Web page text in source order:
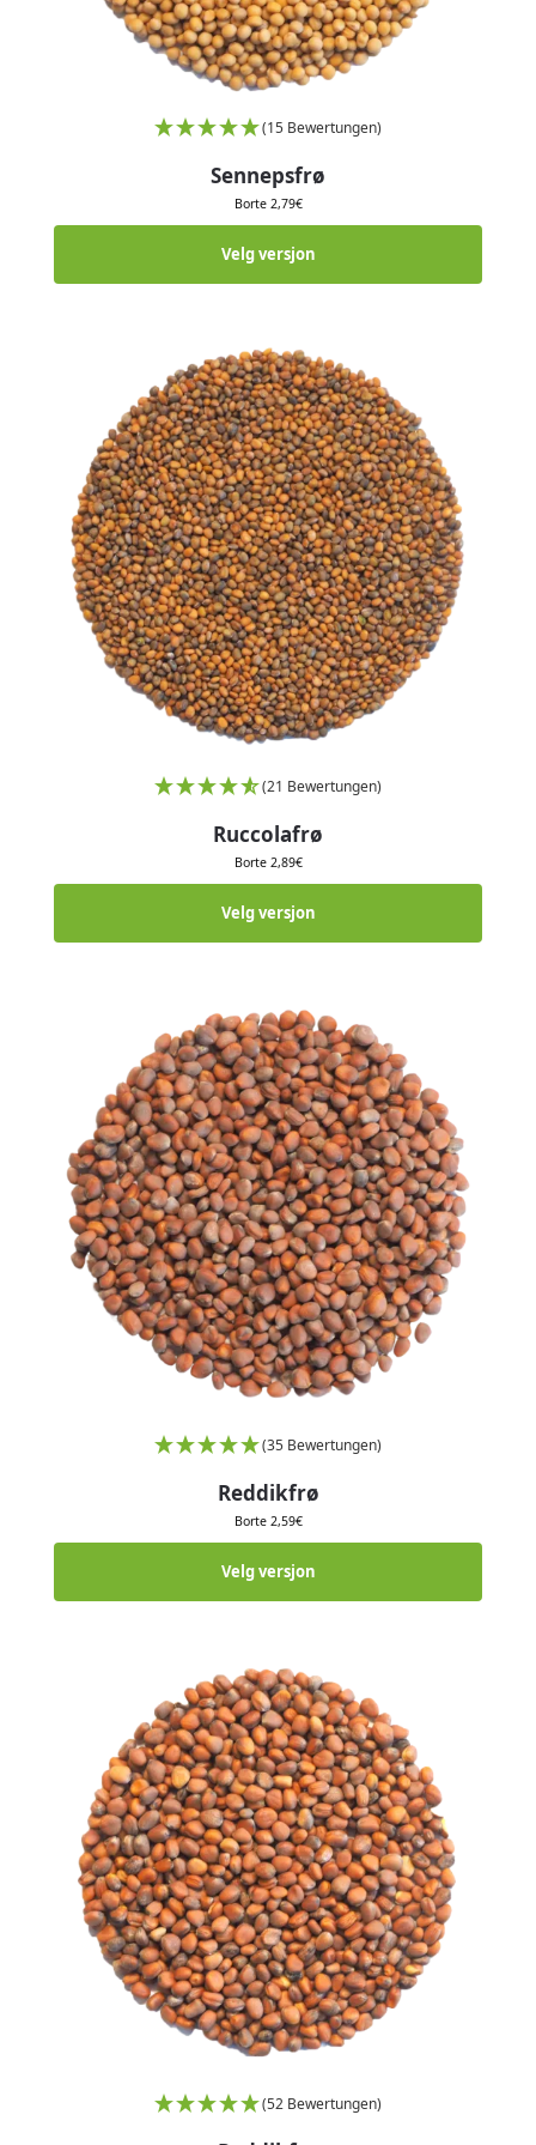
(15 Bewertungen)
Sennepsfrø
Borte 2,79€
Velg versjon
(21 Bewertungen)
Ruccolafrø
Borte 2,89€
Velg versjon
(35 Bewertungen)
Reddikfrø
Borte 2,59€
Velg versjon
(52 Bewertungen)